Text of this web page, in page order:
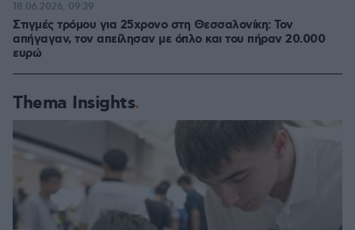
Στιγμές τρόμου για 25χρονο στη Θεσσαλονίκη: Τον
απήγαγαν, τον απείλησαν με όπλο και του πήραν 20.000
ευρώ
18.06.2026, 09:39
Thema Insights